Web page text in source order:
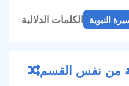
الكلمات الدلالية النبوية
من نفس القسم